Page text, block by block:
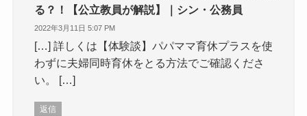
る？！【公立教員が解説】｜シン・公務員
2022年3月11日 5:07 PM
[…] 詳しくは【体験談】パパママ育休プラスを使
わずに夫婦同時育休をとる方法でご確認くださ
い。 […]
返信